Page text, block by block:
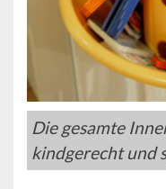
Die gesamte
kindgerecht und